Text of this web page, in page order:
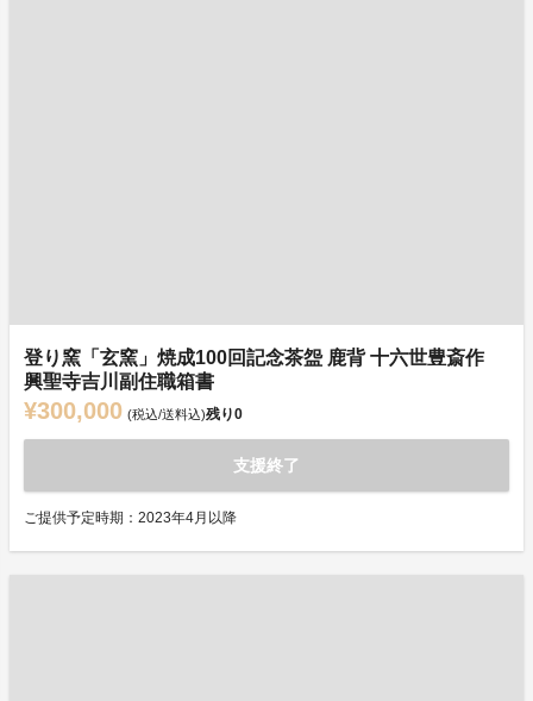
登り窯「玄窯」焼成100回記念茶盌 鹿背 十六世豊斎作
興聖寺吉川副住職箱書
¥300,000 (税込/送料込)残り0
支援終了
ご提供予定時期：2023年4月以降